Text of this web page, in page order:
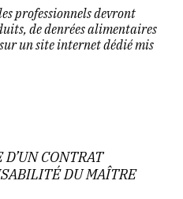
professionnels devront
de denrées alimentaires
un site internet dédié mis
CONTRAT
DU MAÎTRE